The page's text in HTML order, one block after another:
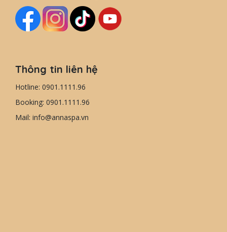
Thông tin liên hệ
Hotline: 0901.1111.96
Booking: 0901.1111.96
Mail: info@annaspa.vn